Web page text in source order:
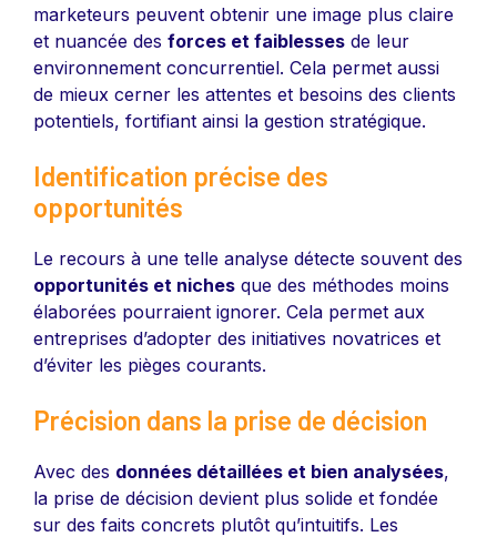
marketeurs peuvent obtenir une image plus claire
et nuancée des forces et faiblesses de leur
environnement concurrentiel. Cela permet aussi
de mieux cerner les attentes et besoins des clients
potentiels, fortifiant ainsi la gestion stratégique.
Identification précise des
opportunités
Le recours à une telle analyse détecte souvent des
opportunités et niches que des méthodes moins
élaborées pourraient ignorer. Cela permet aux
entreprises d’adopter des initiatives novatrices et
d’éviter les pièges courants.
Précision dans la prise de décision
Avec des données détaillées et bien analysées,
la prise de décision devient plus solide et fondée
sur des faits concrets plutôt qu’intuitifs. Les